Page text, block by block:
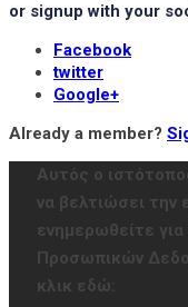
or signup with your
Facebook
twitter
Google+
Already a member?
Αυτός ο
να βελτιώσει την
ενημερωθείτε
Προσωπικών
κλικ εδώ: